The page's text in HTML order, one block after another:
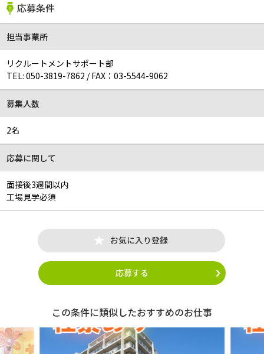
応募条件
担当事業所
リクルートメントサポート部
TEL:050-3819-7862 /FAX：03-5544-9062
募集人数
2名
応募に関して
面接後3週間以内
工場見学必須
お気に入り登録
応募する
この条件に類似したおすすめのお仕事